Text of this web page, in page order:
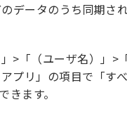
データのうち同期さ
>「（ユーザ名）」>
プリ」の項目で「す
きます。